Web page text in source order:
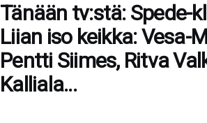
Tänään tv:stä: Spede-
Liian iso keikka: Vesa-
Pentti Siimes, Ritva
Kalliala...